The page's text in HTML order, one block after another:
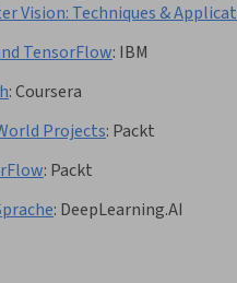
Vision: Techniques &
TensorFlow: IBM
:Coursera
Projects: Packt
: Packt
: DeepLearning.AI